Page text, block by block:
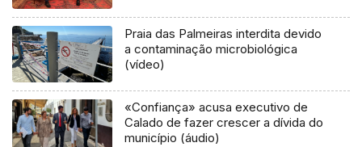
Praia das Palmeiras interdita devido
a contaminação microbiológica
(vídeo)
«Confiança» acusa executivo de
Calado de fazer crescer a dívida do
município (áudio)